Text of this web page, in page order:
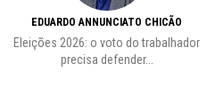
EDUARDO ANNUNCIATO CHICÃO
Eleições 2026: o voto do trabalhador
precisa defender...